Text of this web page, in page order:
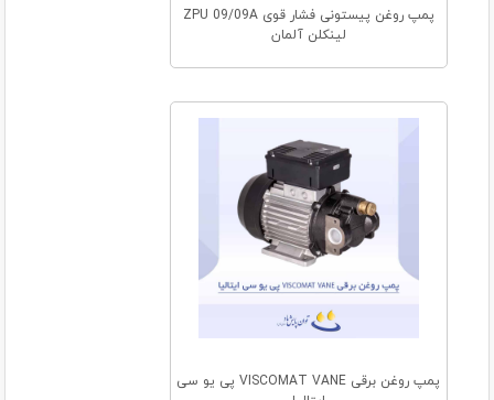
پمپ روغن پیستونی فشار قوی ZPU 09/09A
لینکلن آلمان
پمپ روغن برقی VISCOMAT VANE پی یو سی